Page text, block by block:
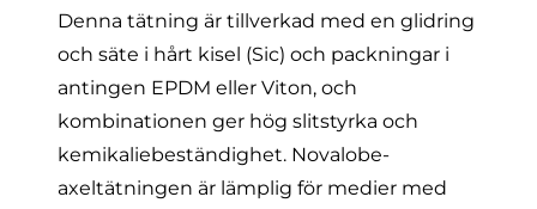
Denna tätning är tillverkad med en glidring
och säte i hårt kisel (Sic) och packningar i
antingen EPDM eller Viton, och
kombinationen ger hög slitstyrka och
kemikaliebeständighet. Novalobe-
axeltätningen är lämplig för medier med